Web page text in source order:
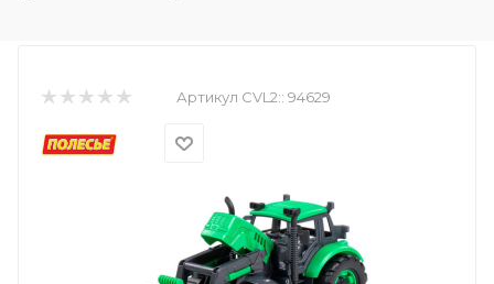
Артикул CVL2:: 94629